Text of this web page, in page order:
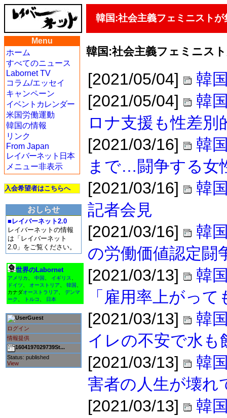
韓国:社会主義フェミニスト
Menu
ホーム
すべてのニュース
Labornet TV
コラム/エッセイ
キャンペーン
イベントカレンダー
米国労働運動
韓国の情報
リンク
From Japan
レイバーネット日本
メニュー非表示
入会希望者はこちらへ
おしらせ
■レイバーネット2.0
レイバーネットの情報
は「レイバーネット
2.0」をご覧ください。
世界のLabornet
アメリカ 中国 イギリス
ドイツ
オーストリア 韓国
カナダオーストラリア
デンマ
ーク
トルコ 日本
Guest
ログイン
情報提供
1604197029739St...
Status: published
View
韓国:社会主義フェミニス
[2021/05/04]
韓
[2021/05/04]
韓
ロナ支援も性差別
[2021/03/16]
韓
まで…闘争する女
[2021/03/16]
韓
記者会見
[2021/03/16]
韓
の労働価値認定闘
[2021/03/13]
韓
「雇用率上がっ
[2021/03/13]
韓
イレの不安で水も
[2021/03/13]
韓
害者の人生が壊れ
[2021/03/13]
韓